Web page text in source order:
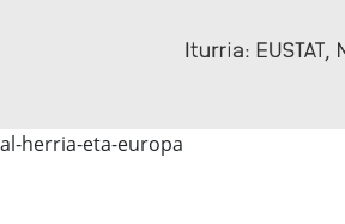
herria-eta-europa